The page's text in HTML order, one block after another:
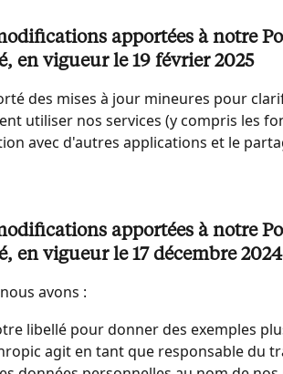
apportées à notre
en vigueur le 19 février 2025
des mises à jour mineures pour
utiliser nos services (y compris les
avec d'autres applications et le
apportées à notre
en vigueur le 17 décembre 2024
avons :
libellé pour donner des exemples
agit en tant que responsable du